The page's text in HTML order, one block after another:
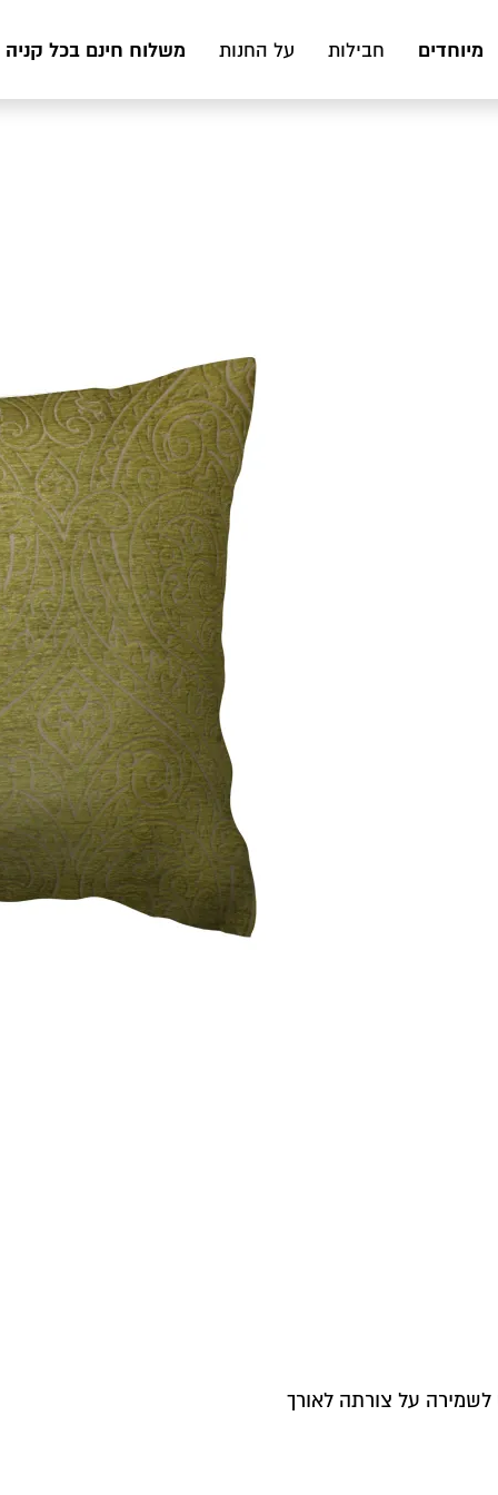
מיוחדים חבילות על החנות משלוח חינם בכל קניה מעל 199 ₪
לשמירה על צורתה לאורך